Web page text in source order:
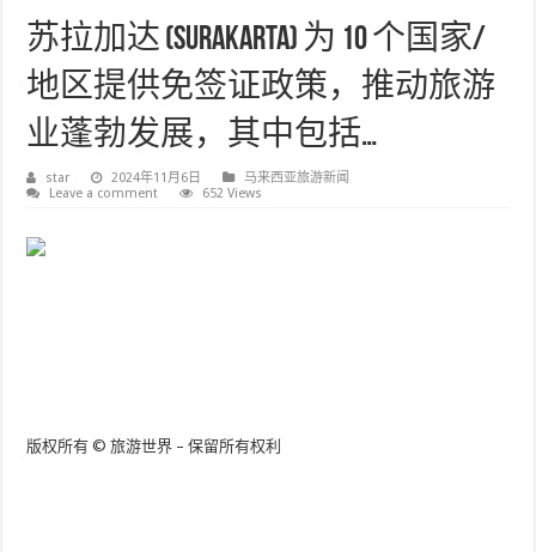
苏拉加达 (Surakarta) 为 10 个国家/
地区提供免签证政策，推动旅游
业蓬勃发展，其中包括…
star 2024年11月6日
马来西亚旅游新闻
Leave a comment
652 Views
版权所有 © 旅游世界 – 保留所有权利